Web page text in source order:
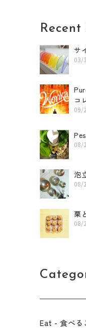
r
a
o
k
Recent
サ
03/
コ
09/
08/
泡
08/
栗
08/
Eat - 食べる